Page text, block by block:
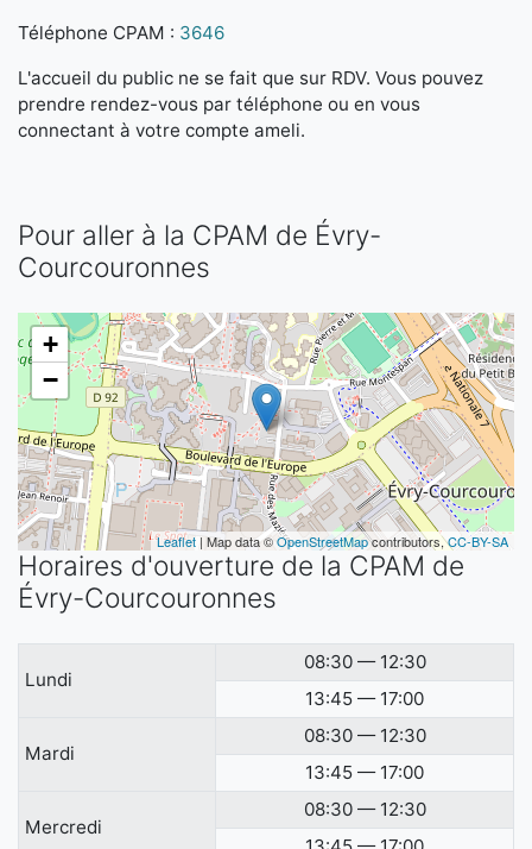
Téléphone CPAM : 3646
L'accueil du public ne se fait que sur RDV. Vous pouvez
prendre rendez-vous par téléphone ou en vous
connectant à votre compte ameli.
Pour aller à la CPAM de Évry-
Courcouronnes
+
−
Leaflet | Map data ©OpenStreetMapcontributors,CC-BY-SA
Horaires d'ouverture de la CPAM de
Évry-Courcouronnes
Lundi
08:30 — 12:30
13:45 — 17:00
Mardi
08:30 — 12:30
13:45 — 17:00
Mercredi
08:30 — 12:30